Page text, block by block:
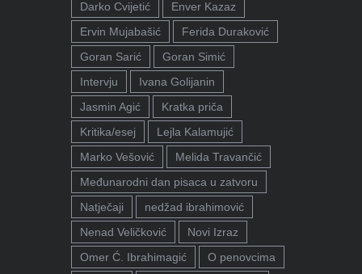
Darko Cvijetić
Enver Kazaz
Ervin Mujabašić
Ferida Duraković
Goran Sarić
Goran Simić
Intervju
Ivana Golijanin
Jasmin Agić
Kratka priča
Kritika/esej
Lejla Kalamujić
Marko Vešović
Melida Travančić
Međunarodni dan pisaca u zatvoru
Natječaji
nedžad ibrahimović
Nenad Veličković
Novi Izraz
Omer Ć. Ibrahimagić
O penovcima